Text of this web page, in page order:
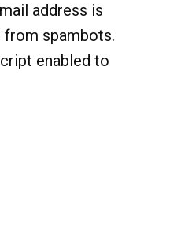
address is
spambots.
enabled to